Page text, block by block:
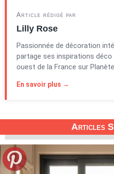
Article rédigé par
Lilly Rose
Passionnée de décoration
partage ses inspirations déco
ouest de la France sur
En savoir plus →
Articles